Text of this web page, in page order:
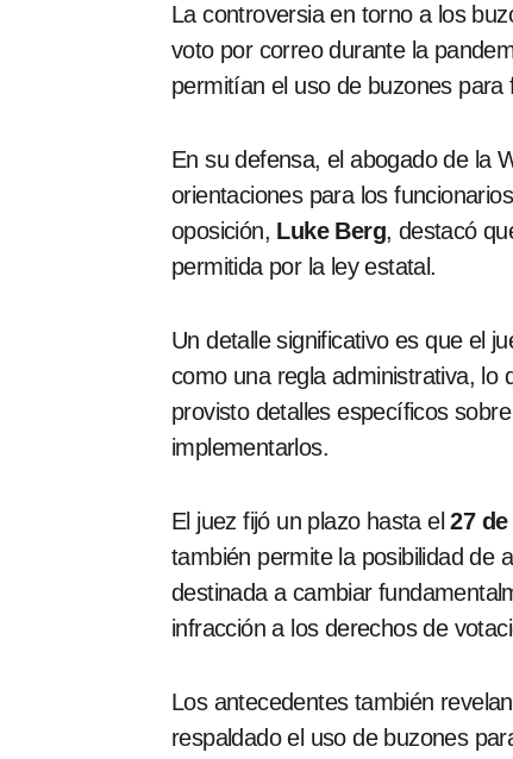
La controversia en torno a los
voto por correo durante la
permitían el uso de buzones para
En su defensa, el abogado de la
orientaciones para los
oposición, Luke Berg, destacó
permitida por la ley estatal.
Un detalle significativo es que el
como una regla administrativa, lo
provisto detalles específicos
implementarlos.
El juez fijó un plazo hasta el27
también permite la posibilidad de
destinada a cambiar
infracción a los derechos de
Los antecedentes también
respaldado el uso de buzones